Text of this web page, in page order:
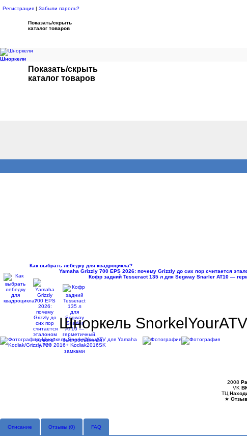
Регистрация
Забыли пароль?
Показать/скрыть
каталог товаров
Шноркели
Показать/скрыть
каталог товаров
Как выбрать лебедку для квадроцикла?
Yamaha Grizzly 700 EPS 2026: почему Grizzly до сих пор считается
Кофр задний Tesseract 135 л для Segway Snarler AT10 —
Шноркель
2008
VK
ТЦ
★
Описание Отзывы (0) FAQ